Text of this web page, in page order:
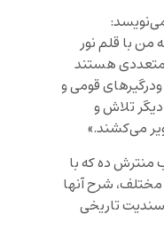
با قلم نور
متعددی هستند
قومی و
تلاش و
می‌کشند.»
ده که با
شرح آنها
تاریخی